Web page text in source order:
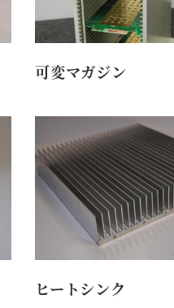
可変マガジン
ヒートシンク